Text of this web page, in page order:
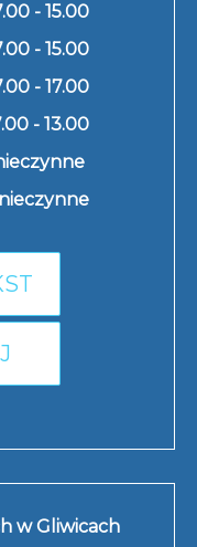
- 15.00
- 15.00
- 17.00
- 13.00
nieczynne
w Gliwicach